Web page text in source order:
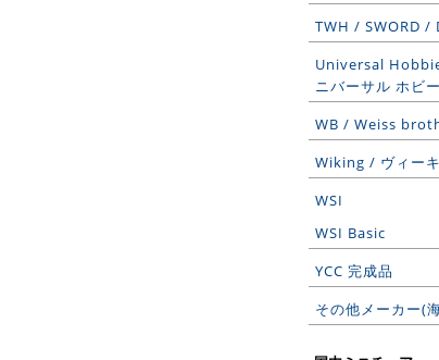
TWH / SWORD /
Universal
ニバーサル ホビ
WB / Weiss
Wiking / ヴィー
WSI
WSI Basic
YCC 完成品
その他メーカー(